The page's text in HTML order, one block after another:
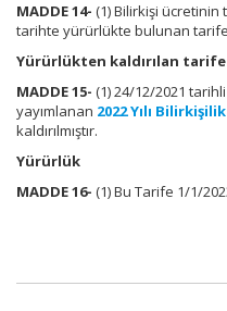
MADDE 14- (1) Bilirkişi ücretinin
tarihte yürürlükte bulunan tarife
Yürürlükten kaldırılan tarife
MADDE 15- (1) 24/12/2021 tarihli
yayımlanan 2022 Yılı
kaldırılmıştır.
Yürürlük
MADDE 16- (1) Bu Tarife 1/1/